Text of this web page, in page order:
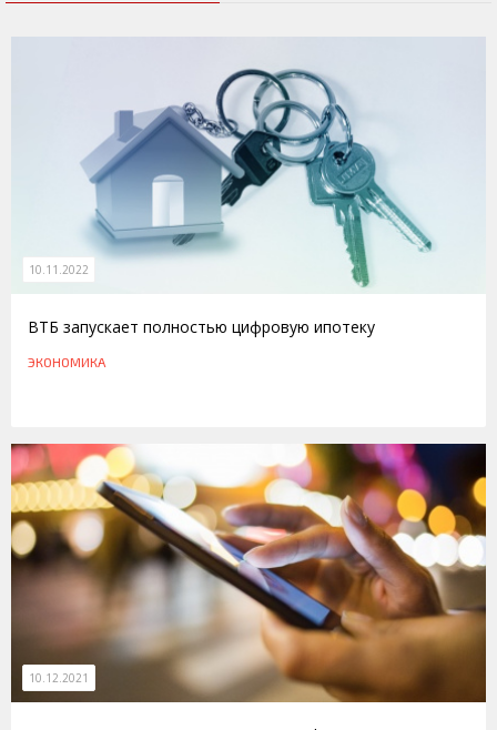
10.11.2022
ВТБ запускает полностью цифровую ипотеку
ЭКОНОМИКА
10.12.2021